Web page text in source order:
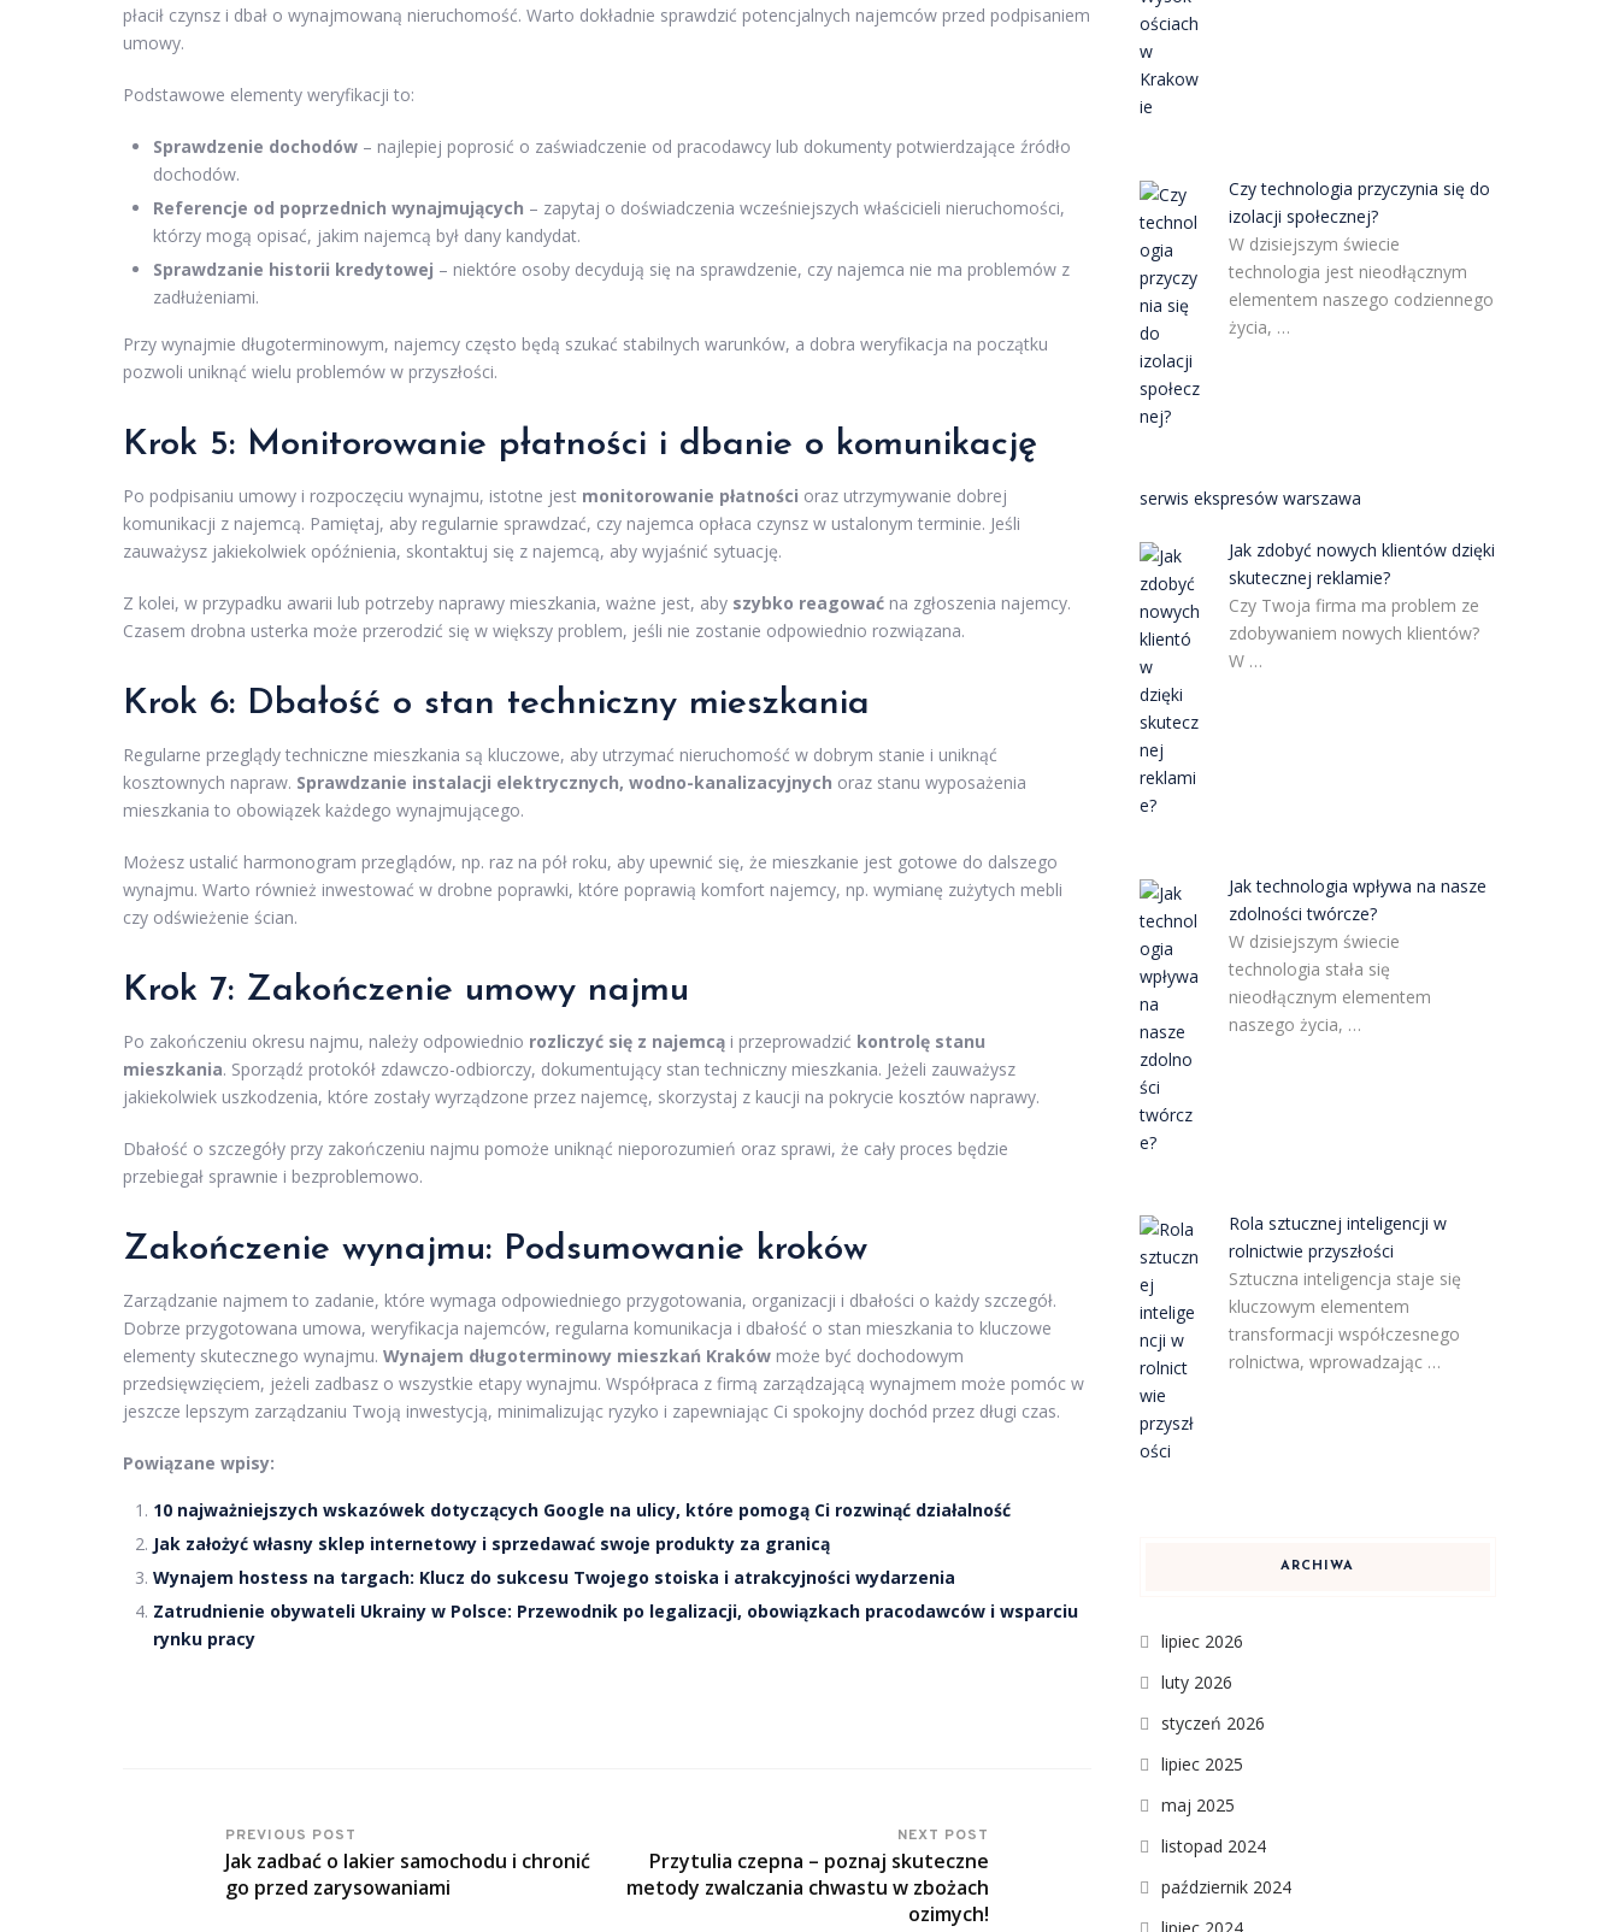
płacił czynsz i dbał o wynajmowaną nieruchomość. Warto dokładnie sprawdzić potencjalnych najemców przed podpisaniem
umowy.
Podstawowe elementy weryfikacji to:
Sprawdzenie dochodów – najlepiej poprosić o zaświadczenie od pracodawcy lub dokumenty potwierdzające źródło
dochodów.
Referencje od poprzednich wynajmujących – zapytaj o doświadczenia wcześniejszych właścicieli nieruchomości,
którzy mogą opisać, jakim najemcą był dany kandydat.
Sprawdzanie historii kredytowej – niektóre osoby decydują się na sprawdzenie, czy najemca nie ma problemów z
zadłużeniami.
Przy wynajmie długoterminowym, najemcy często będą szukać stabilnych warunków, a dobra weryfikacja na początku
pozwoli uniknąć wielu problemów w przyszłości.
Krok 5: Monitorowanie płatności i dbanie o komunikację
Po podpisaniu umowy i rozpoczęciu wynajmu, istotne jest monitorowanie płatności oraz utrzymywanie dobrej
komunikacji z najemcą. Pamiętaj, aby regularnie sprawdzać, czy najemca opłaca czynsz w ustalonym terminie. Jeśli
zauważysz jakiekolwiek opóźnienia, skontaktuj się z najemcą, aby wyjaśnić sytuację.
Z kolei, w przypadku awarii lub potrzeby naprawy mieszkania, ważne jest, aby szybko reagować na zgłoszenia najemcy.
Czasem drobna usterka może przerodzić się w większy problem, jeśli nie zostanie odpowiednio rozwiązana.
Krok 6: Dbałość o stan techniczny mieszkania
Regularne przeglądy techniczne mieszkania są kluczowe, aby utrzymać nieruchomość w dobrym stanie i uniknąć
kosztownych napraw. Sprawdzanie instalacji elektrycznych, wodno-kanalizacyjnych oraz stanu wyposażenia
mieszkania to obowiązek każdego wynajmującego.
Możesz ustalić harmonogram przeglądów, np. raz na pół roku, aby upewnić się, że mieszkanie jest gotowe do dalszego
wynajmu. Warto również inwestować w drobne poprawki, które poprawią komfort najemcy, np. wymianę zużytych mebli
czy odświeżenie ścian.
Krok 7: Zakończenie umowy najmu
Po zakończeniu okresu najmu, należy odpowiednio rozliczyć się z najemcą i przeprowadzić kontrolę stanu
mieszkania. Sporządź protokół zdawczo-odbiorczy, dokumentujący stan techniczny mieszkania. Jeżeli zauważysz
jakiekolwiek uszkodzenia, które zostały wyrządzone przez najemcę, skorzystaj z kaucji na pokrycie kosztów naprawy.
Dbałość o szczegóły przy zakończeniu najmu pomoże uniknąć nieporozumień oraz sprawi, że cały proces będzie
przebiegał sprawnie i bezproblemowo.
Zakończenie wynajmu: Podsumowanie kroków
Zarządzanie najmem to zadanie, które wymaga odpowiedniego przygotowania, organizacji i dbałości o każdy szczegół.
Dobrze przygotowana umowa, weryfikacja najemców, regularna komunikacja i dbałość o stan mieszkania to kluczowe
elementy skutecznego wynajmu. Wynajem długoterminowy mieszkań Kraków może być dochodowym
przedsięwzięciem, jeżeli zadbasz o wszystkie etapy wynajmu. Współpraca z firmą zarządzającą wynajmem może pomóc w
jeszcze lepszym zarządzaniu Twoją inwestycją, minimalizując ryzyko i zapewniając Ci spokojny dochód przez długi czas.
Powiązane wpisy:
10 najważniejszych wskazówek dotyczących Google na ulicy, które pomogą Ci rozwinąć działalność
Jak założyć własny sklep internetowy i sprzedawać swoje produkty za granicą
Wynajem hostess na targach: Klucz do sukcesu Twojego stoiska i atrakcyjności wydarzenia
Zatrudnienie obywateli Ukrainy w Polsce: Przewodnik po legalizacji, obowiązkach pracodawców i wsparciu
rynku pracy
PREVIOUS POST
Jak zadbać o lakier samochodu i chronić
go przed zarysowaniami
NEXT POST
Przytulia czepna – poznaj skuteczne
metody zwalczania chwastu w zbożach
ozimych!
Czy technologia przyczynia się do
izolacji społecznej?
W dzisiejszym świecie
technologia jest nieodłącznym
elementem naszego codziennego
życia, …
serwis ekspresów warszawa
Jak zdobyć nowych klientów dzięki
skutecznej reklamie?
Czy Twoja firma ma problem ze
zdobywaniem nowych klientów?
W …
Jak technologia wpływa na nasze
zdolności twórcze?
W dzisiejszym świecie
technologia stała się
nieodłącznym elementem
naszego życia, …
Rola sztucznej inteligencji w
rolnictwie przyszłości
Sztuczna inteligencja staje się
kluczowym elementem
transformacji współczesnego
rolnictwa, wprowadzając …
ARCHIWA
lipiec 2026
luty 2026
styczeń 2026
lipiec 2025
maj 2025
listopad 2024
październik 2024